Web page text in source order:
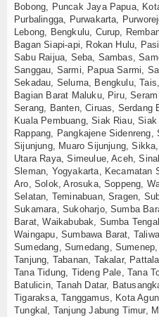
Bobong, Puncak Jaya Papua,
Purbalingga, Purwakarta,
Lebong, Bengkulu, Curup,
Bagan Siapi-api, Rokan Hulu,
Sabu Raijua, Seba, Sambas,
Sanggau, Sarmi, Papua Sarmi,
Sekadau, Seluma, Bengkulu,
Bagian Barat Maluku, Piru,
Serang, Banten, Ciruas, Serdang
Kuala Pembuang, Siak Riau,
Rappang, Pangkajene
Sijunjung, Muaro Sijunjung,
Utara Raya, Simeulue, Aceh,
Sleman, Yogyakarta, Kecamatan
Aro, Solok, Arosuka, Soppeng,
Selatan, Teminabuan, Sragen,
Sukamara, Sukoharjo, Sumba
Barat, Waikabubak, Sumba
Waingapu, Sumbawa Barat,
Sumedang, Sumedang,
Tanjung, Tabanan, Takalar,
Tana Tidung, Tideng Pale, Tana
Batulicin, Tanah Datar,
Tigaraksa, Tanggamus, Kota
Tungkal, Tanjung Jabung Timur,